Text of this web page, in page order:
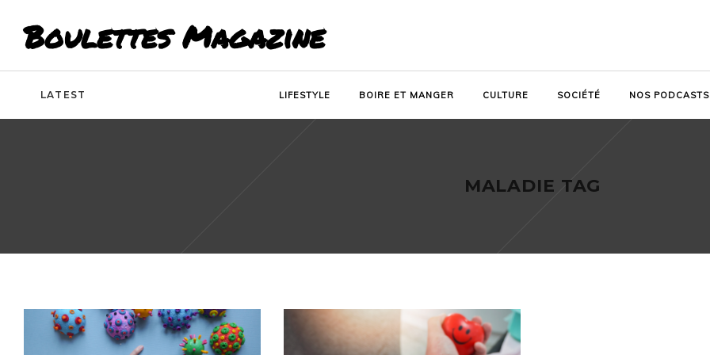
Boulettes Magazine
LATEST LIFESTYLE BOIRE ET MANGER CULTURE SOCIÉTÉ NOS PODCASTS
MALADIE TAG